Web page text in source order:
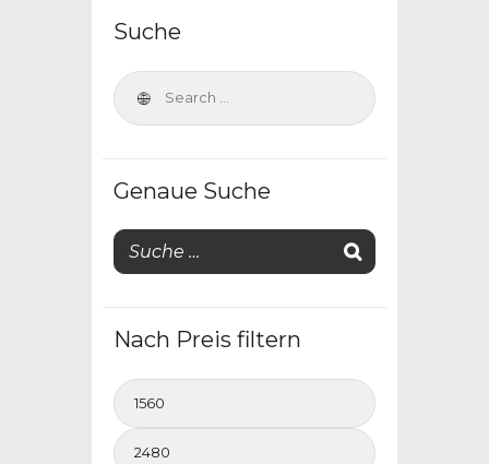
Suche
Genaue Suche
Nach Preis filtern
Min.
Preis
Max.